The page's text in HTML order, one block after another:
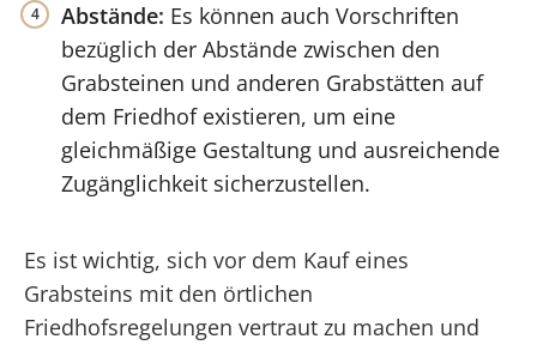
Abstände: Es können auch Vorschriften
bezüglich der Abstände zwischen den
Grabsteinen und anderen Grabstätten auf
dem Friedhof existieren, um eine
gleichmäßige Gestaltung und ausreichende
Zugänglichkeit sicherzustellen.
Es ist wichtig, sich vor dem Kauf eines
Grabsteins mit den örtlichen
Friedhofsregelungen vertraut zu machen und